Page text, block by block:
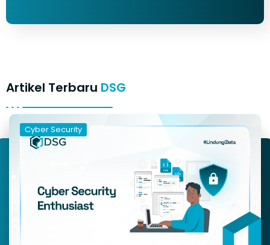
Artikel Terbaru DSG
Cyber Security